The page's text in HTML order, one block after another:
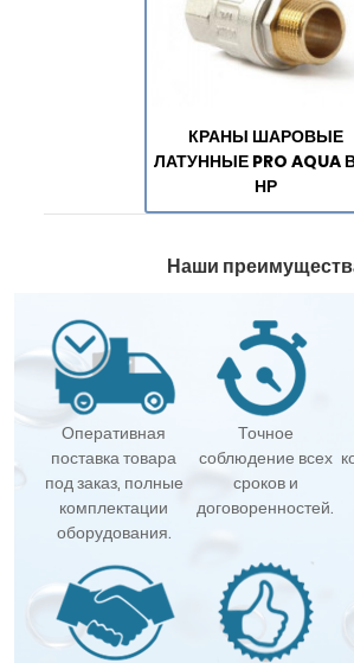
КРАНЫ ШАРОВЫЕ
ЛАТУННЫЕ PRO AQUA
НР
Наши
Оперативная
поставка товара
под заказ, полные
комплектации
оборудования.
Точное
соблюдение всех
сроков и
договоренностей.